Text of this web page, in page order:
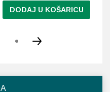
DODAJ U KOŠARICU